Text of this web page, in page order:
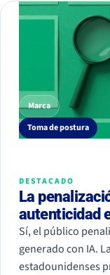
Marca
Toma de postura
DESTACADO
La
autenticidad
Sí, el público
generado con IA.
estadounidenses